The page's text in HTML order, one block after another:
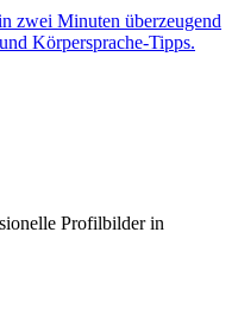
zwei Minuten überzeugend
Körpersprache-Tipps.
Profilbilder in